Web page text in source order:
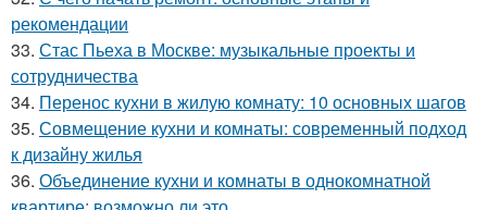
рекомендации
33. Стас Пьеха в Москве: музыкальные проекты и
сотрудничества
34. Перенос кухни в жилую комнату: 10 основных шагов
35. Совмещение кухни и комнаты: современный подход
к дизайну жилья
36. Объединение кухни и комнаты в однокомнатной